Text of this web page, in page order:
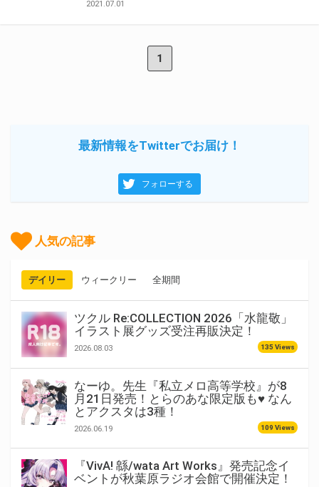
2021.07.01
1
最新情報をTwitterでお届け！
フォローする
人気の記事
デイリー ウィークリー 全期間
ツクル Re:COLLECTION 2026「水龍敬」
イラスト展グッズ受注再販決定！
2026.08.03 135 Views
なーゆ。先生『私立メロ高等学校』が8
月21日発売！とらのあな限定版も♥ なん
とアクスタは3種！
2026.06.19 109 Views
『VivA! 緜/wata Art Works』発売記念イ
ベントが秋葉原ラジオ会館で開催決定！